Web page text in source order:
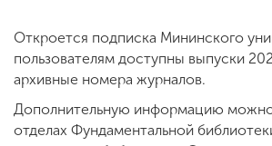
Откроется подписка Мининского
пользователям доступны выпуски
архивные номера журналов.
Дополнительную информацию можно
отделах Фундаментальной